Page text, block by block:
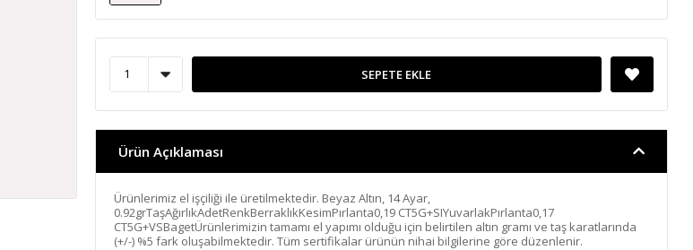
SEPETE EKLE
Ürün Açıklaması
Ürünlerimiz el işçiliği ile üretilmektedir. Beyaz Altın, 14 Ayar,
0.92grTaşAğırlıkAdetRenkBerraklıkKesimPırlanta0,19 CT5G+SIYuvarlakPırlanta0,17
CT5G+VSBagetÜrünlerimizin tamamı el yapımı olduğu için belirtilen altın gramı ve taş karatlarında
(+/-) %5 fark oluşabilmektedir. Tüm sertifikalar ürünün nihai bilgilerine göre düzenlenir.